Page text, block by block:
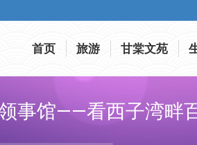
首页 旅游 甘棠文苑
事馆——看西子湾畔
首页 旅游 甘棠文苑